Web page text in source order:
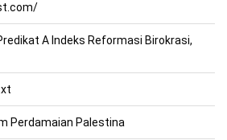
A Indeks Reformasi Birokrasi,
Perdamaian Palestina